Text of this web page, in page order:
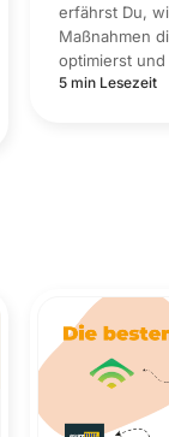
erfährst Du,
Maßnahmen
optimierst
5 min Lesezeit